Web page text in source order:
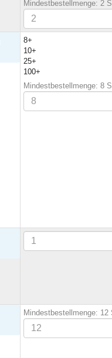
Mindestbestellmenge: 2
8+
10+
25+
100+
Mindestbestellmenge: 8
Mindestbestellmenge: 12